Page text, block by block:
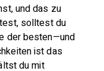
und das zu
solltest du
der besten—und
ist das
du mit